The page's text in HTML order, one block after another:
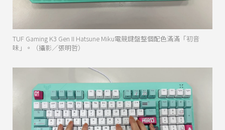
TUF Gaming K3 Gen II Hatsune Miku電競鍵盤整個配色滿滿「初音
味」。（攝影／張明哲）